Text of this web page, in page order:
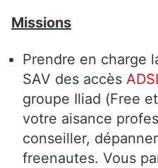
Missions
Prendre en charge
SAV des accès
groupe Iliad (Free
votre aisance
conseiller,
freenautes. Vous